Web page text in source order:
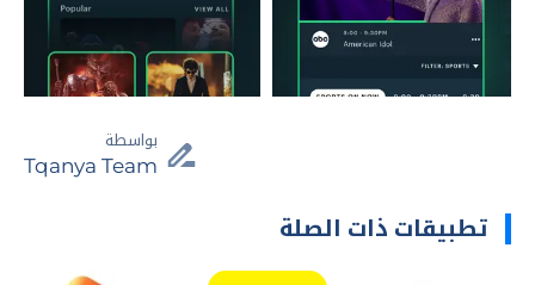
بواسطة
Tqanya Team
تطبيقات ذات الصلة